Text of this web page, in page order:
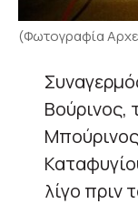
(Φωτογραφία
Βούρινος,
λίγο πριν